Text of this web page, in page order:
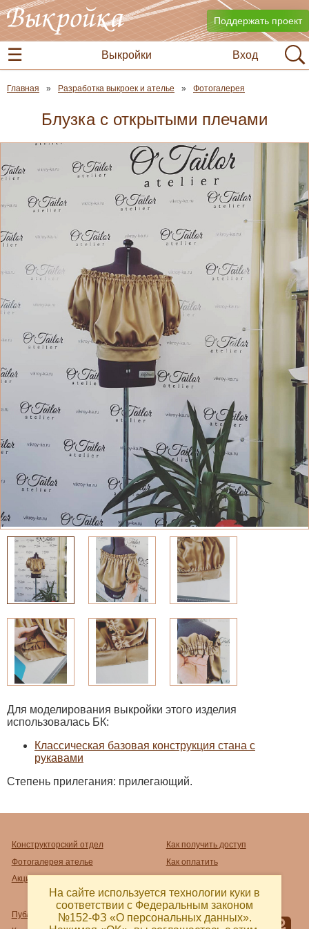
Поддержать проект
Вход
Выкройки
Главная Разработка выкроек и ателье Фотогалерея
Блузка с открытыми плечами
Для моделирования выкройки этого изделия
использовалась БК:
Классическая базовая конструкция стана с
рукавами
Степень прилегания: прилегающий.
Конструкторский отдел
Фотогалерея ателье
Акции
Как получить доступ
Как оплатить
Публичный договор-оферта
На сайте используется технологии куки в
соответствии с Федеральным законом
№152-ФЗ «О персональных данных».